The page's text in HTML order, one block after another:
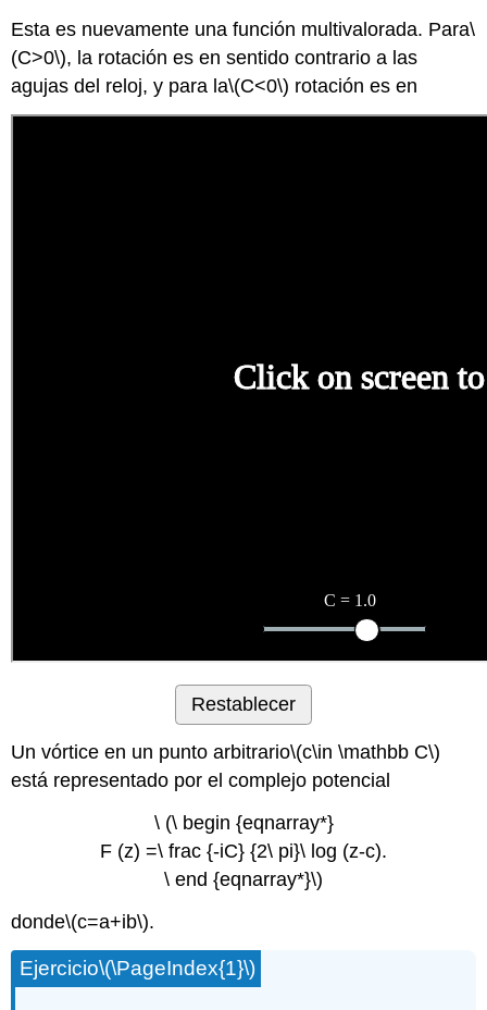
Esta es nuevamente una función multivalorada. Para\
(C>0\), la rotación es en sentido contrario a las
agujas del reloj, y para la\(C<0\) rotación es en
Restablecer
Un vórtice en un punto arbitrario\(c\in \mathbb C\)
está representado por el complejo potencial
\ (\ begin {eqnarray*}
F (z) =\ frac {-iC} {2\ pi}\ log (z-c).
\ end {eqnarray*}\)
donde\(c=a+ib\).
Ejercicio\(\PageIndex{1}\)